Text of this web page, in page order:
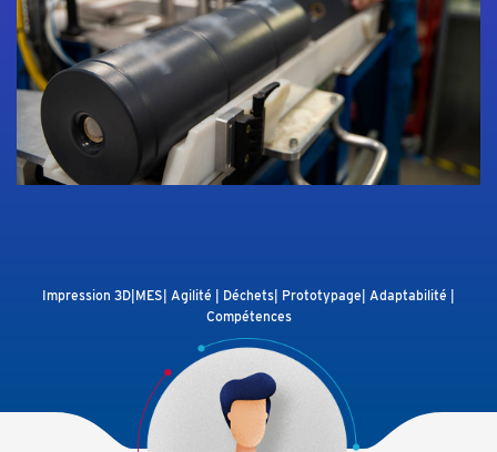
Impression 3D|MES| Agilité | Déchets| Prototypage| Adaptabilité |
Compétences